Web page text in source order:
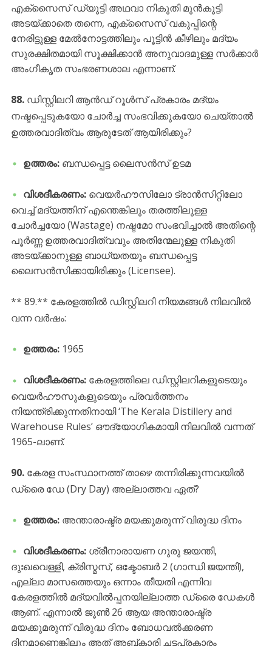
എക്സൈസ് ഡ്യൂട്ടി അഥവാ നികുതി മുൻകൂട്ടി
അടയ്ക്കാതെ തന്നെ, എക്സൈസ് വകുപ്പിന്റെ
നേരിട്ടുള്ള മേൽനോട്ടത്തിലും പൂട്ടിൻ കീഴിലും മദ്യം
സുരക്ഷിതമായി സൂക്ഷിക്കാൻ അനുവാദമുള്ള സർക്കാർ
അംഗീകൃത സംഭരണശാല എന്നാണ്.
88.ഡിസ്റ്റിലറി ആൻഡ് റൂൾസ് പ്രകാരം മദ്യം
നഷ്ടപ്പെടുകയോ ചോർച്ച സംഭവിക്കുകയോ ചെയ്താൽ
ഉത്തരവാദിത്വം ആരുടേത് ആയിരിക്കും?
ഉത്തരം:ബന്ധപ്പെട്ട ലൈസൻസ് ഉടമ
വിശദീകരണം:വെയർഹൗസിലോ ട്രാൻസിറ്റിലോ
വെച്ച് മദ്യത്തിന് എന്തെങ്കിലും തരത്തിലുള്ള
ചോർച്ചയോ (Wastage) നഷ്ടമോ സംഭവിച്ചാൽ അതിന്റെ
പൂർണ്ണ ഉത്തരവാദിത്വവും അതിന്മേലുള്ള നികുതി
അടയ്ക്കാനുള്ള ബാധ്യതയും ബന്ധപ്പെട്ട
ലൈസൻസിക്കായിരിക്കും (Licensee).
​** 89.** കേരളത്തിൽ ഡിസ്റ്റിലറി നിയമങ്ങൾ നിലവിൽ
വന്ന വർഷം:
ഉത്തരം:1965
വിശദീകരണം:കേരളത്തിലെ ഡിസ്റ്റിലറികളുടെയും
വെയർഹൗസുകളുടെയും പ്രവർത്തനം
നിയന്ത്രിക്കുന്നതിനായി ‘The Kerala Distillery and
Warehouse Rules’ ഔദ്യോഗികമായി നിലവിൽ വന്നത്
1965-ലാണ്.
90.കേരള സംസ്ഥാനത്ത് താഴെ തന്നിരിക്കുന്നവയിൽ
ഡ്രൈ ഡേ (Dry Day) അല്ലാത്തവ ഏത്?
ഉത്തരം:അന്താരാഷ്ട്ര മയക്കുമരുന്ന് വിരുദ്ധ ദിനം
വിശദീകരണം:ശ്രീനാരായണ ഗുരു ജയന്തി,
ദുഃഖവെള്ളി, ക്രിസ്മസ്, ഒക്ടോബർ 2 (ഗാന്ധി ജയന്തി),
എല്ലാ മാസത്തെയും ഒന്നാം തീയതി എന്നിവ
കേരളത്തിൽ മദ്യവിൽപ്പനയില്ലാത്ത ഡ്രൈ ഡേകൾ
ആണ്. എന്നാൽ ജൂൺ 26 ആയ അന്താരാഷ്ട്ര
മയക്കുമരുന്ന് വിരുദ്ധ ദിനം ബോധവൽക്കരണ
ദിനമാണെങ്കിലും അത് അബ്കാരി ചട്ടപ്രകാരം